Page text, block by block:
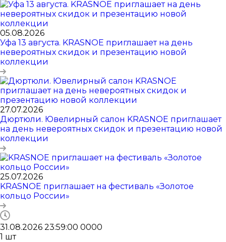
05.08.2026
Уфа 13 августа. KRASNOE приглашает на день
невероятных скидок и презентацию новой
коллекции
27.07.2026
Дюртюли. Ювелирный салон KRASNOE приглашает
на день невероятных скидок и презентацию новой
коллекции
25.07.2026
KRASNOE приглашает на фестиваль «Золотое
кольцо России»
31.08.2026 23:59:00 0000
1 шт